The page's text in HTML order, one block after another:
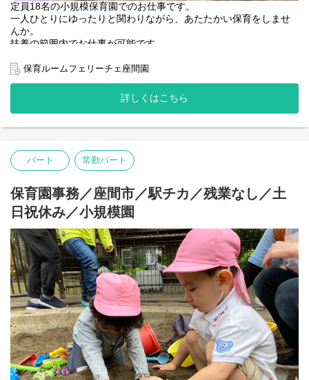
定員18名の小規模保育園でのお仕事です。
一人ひとりにゆったりと関わりながら、あたたかい保育をしませ
んか。
扶養の範囲内でお仕事が可能です。
園名 ：保育ルームフェリーチェ座間Ⅱ園
業態 ：企業主導型保育園
定員 ：18名（0歳-3名 1歳-7名 2歳-8名）
保育時間：月～土曜日 7:30～20:30
・開園準備…登園前の園内清掃、整備
・登園…保護者と子どもたちをお迎え
・お昼寝…ねかしつけ、見守り
・降園…お迎えにきた保護者へのご対応、伝達・相談
保育ルームフェリーチェ座間園
詳しくはこちら
パート 常勤パート
保育園事務／座間市／駅チカ／残業なし／土
日祝休み／小規模園